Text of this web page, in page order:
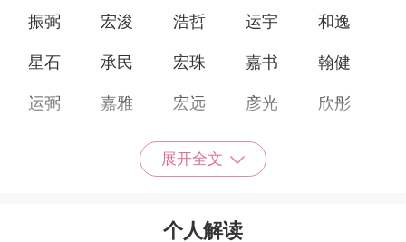
振弼 宏浚 浩哲 运宇 和逸
星石 承民 宏珠 嘉书 翰健
运弼 嘉雅 宏远 彦光 欣彤
之莹 倩欣
彤怡
展开全文
个人解读